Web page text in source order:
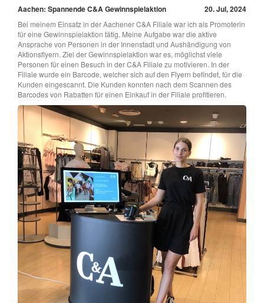
Aachen: Spannende C&A Gewinnspielaktion 20. Jul, 2024
Bei meinem Einsatz in der Aachener C&A Filiale war ich als Promoterin
für eine Gewinnspielaktion tätig. Meine Aufgabe war die aktive
Ansprache von Personen in der Innenstadt und Aushändigung von
Aktionsflyern. Ziel der Gewinnspielaktion war es, möglichst viele
Personen für einen Besuch in der C&A Filiale zu motivieren. In der
Filiale wurde ein Barcode, welcher sich auf den Flyern befindet, für die
Kunden eingescannt. Die Kunden konnten nach dem Scannen des
Barcodes von Rabatten für einen Einkauf in der Filiale profitieren.